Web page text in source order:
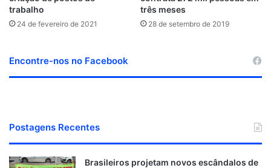
trabalho
24 de fevereiro de 2021
três meses
28 de setembro de 2019
Encontre-nos no Facebook
Postagens Recentes
Brasileiros projetam novos escândalos de